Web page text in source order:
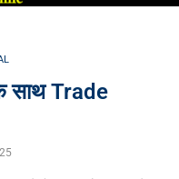
साथ Trade